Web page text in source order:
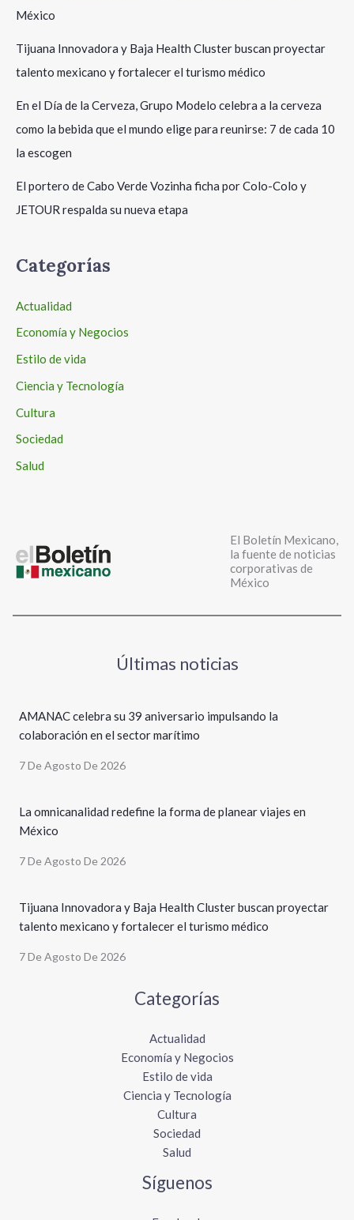
México
Tijuana Innovadora y Baja Health Cluster buscan proyectar
talento mexicano y fortalecer el turismo médico
En el Día de la Cerveza, Grupo Modelo celebra a la cerveza
como la bebida que el mundo elige para reunirse: 7 de cada 10
la escogen
El portero de Cabo Verde Vozinha ficha por Colo-Colo y
JETOUR respalda su nueva etapa
Categorías
Actualidad
Economía y Negocios
Estilo de vida
Ciencia y Tecnología
Cultura
Sociedad
Salud
El Boletín Mexicano,
la fuente de noticias
corporativas de
México
Últimas noticias
AMANAC celebra su 39 aniversario impulsando la
colaboración en el sector marítimo
7 De Agosto De 2026
La omnicanalidad redefine la forma de planear viajes en
México
7 De Agosto De 2026
Tijuana Innovadora y Baja Health Cluster buscan proyectar
talento mexicano y fortalecer el turismo médico
7 De Agosto De 2026
Categorías
Actualidad
Economía y Negocios
Estilo de vida
Ciencia y Tecnología
Cultura
Sociedad
Salud
Síguenos